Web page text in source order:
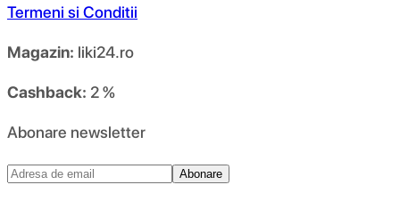
Termeni si Conditii
Magazin: liki24.ro
Cashback: 2 %
Abonare newsletter
Abonare